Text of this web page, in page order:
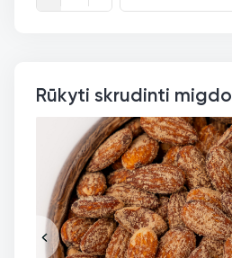
Rūkyti skrudinti